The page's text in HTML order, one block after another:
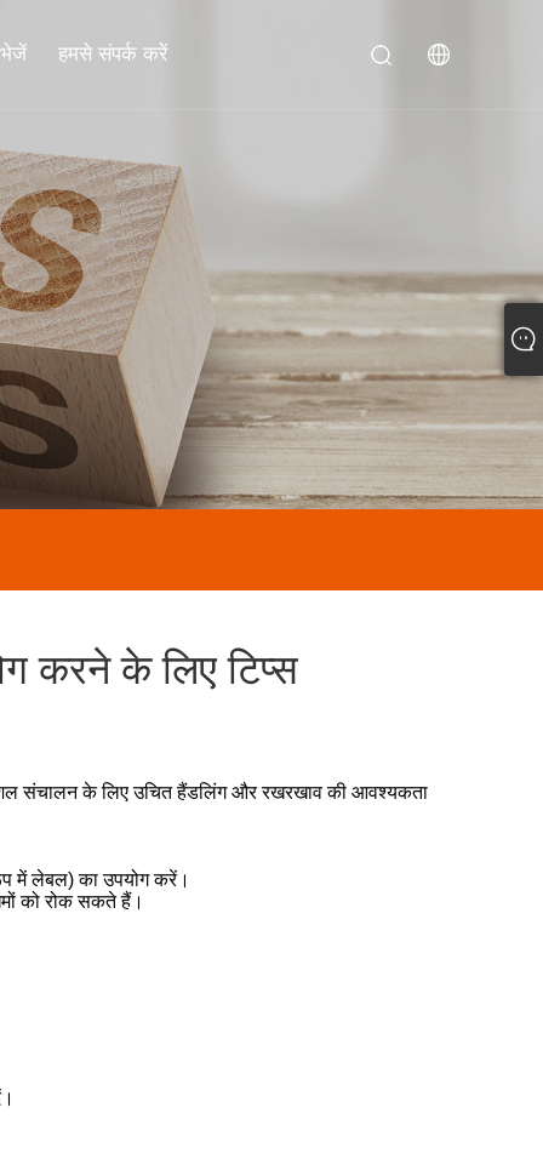
हमसे संपर्क करें
करने के लिए टिप्स
संचालन के लिए उचित हैंडलिंग और रखरखाव की आवश्यकता
में लेबल) का उपयोग करें।
को रोक सकते हैं।